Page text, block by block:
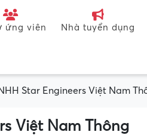
ứng viên Nhà tuyển dụng
Star Engineers Việt Nam
Việt Nam Thông